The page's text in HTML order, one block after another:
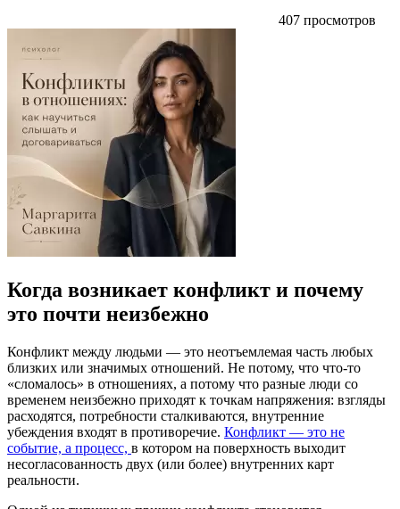
407 просмотров
Когда возникает конфликт и почему
это почти неизбежно
Конфликт между людьми — это неотъемлемая часть любых
близких или значимых отношений. Не потому, что что-то
«сломалось» в отношениях, а потому что разные люди со
временем неизбежно приходят к точкам напряжения: взгляды
расходятся, потребности сталкиваются, внутренние
убеждения входят в противоречие. Конфликт — это не
событие, а процесс, в котором на поверхность выходит
несогласованность двух (или более) внутренних карт
реальности.